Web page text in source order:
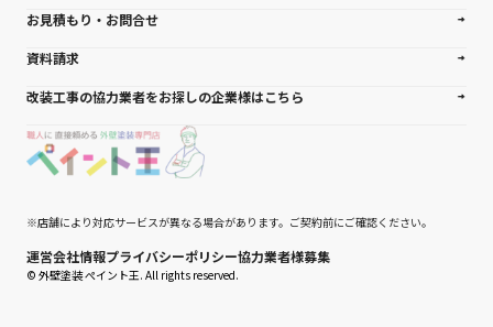
お見積もり・お問合せ
資料請求
改装工事の協力業者をお探しの企業様はこちら
※店舗により対応サービスが異なる場合があります。ご契約前にご確認ください。
運営会社情報プライバシーポリシー協力業者様募集
© 外壁塗装 ぺイント王. All rights reserved.